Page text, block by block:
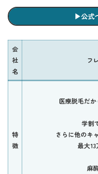
▶︎公式
会
社
名
フ
特
徴
医療脱毛だ
学割
さらに他のキ
最大
麻